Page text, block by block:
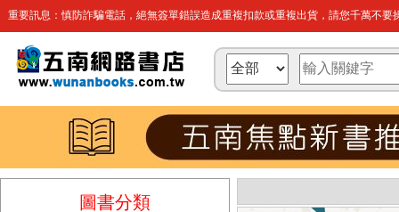
重要訊息：慎防詐騙電話，絕無簽單錯誤造成重複扣款或重複出貨，請您千萬不要
圖書分類